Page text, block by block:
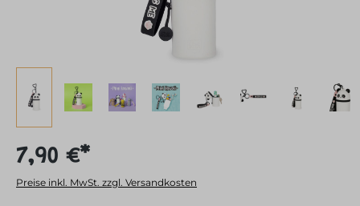
7,90 €*
Preise inkl. MwSt. zzgl. Versandkosten